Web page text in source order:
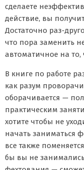
сделаете
действие, вы
Достаточно раз-
что пора заменить
автоматичное на то,
В книге по работе
как разум
оборачивается —
практическим
хотите чтобы не
начать заниматься
все также
бы вы не